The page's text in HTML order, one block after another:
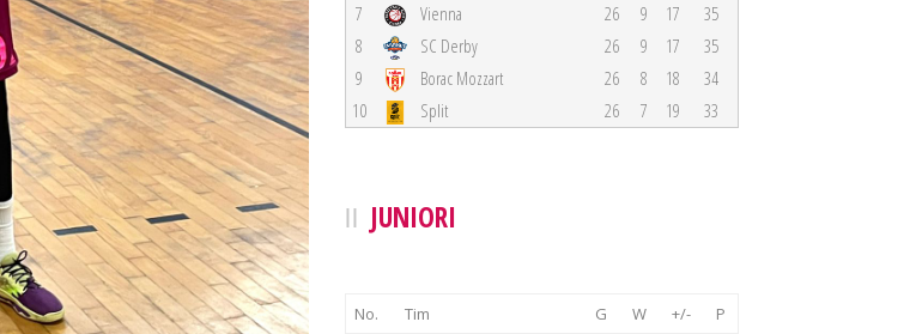
7
Vienna 26 9 17
35
8
SC Derby 26 9 17
35
9
Borac Mozzart 26 8 18
34
10
Split 26 7 19 33
JUNIORI
No. Tim G W +/-
P